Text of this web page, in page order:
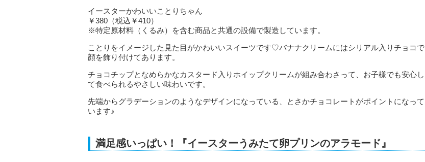
イースターかわいいことりちゃん
￥380（税込￥410）
※特定原材料（くるみ）を含む商品と共通の設備で製造しています。
ことりをイメージした見た目がかわいいスイーツです♡バナナクリームにはシリアル入りチョコで
顔を飾り付けてあります。
チョコチップとなめらかなカスタード入りホイップクリームが組み合わさって、お子様でも安心し
て食べられるやさしい味わいです。
先端からグラデーションのようなデザインになっている、とさかチョコレートがポイントになって
います♪
満足感いっぱい！『イースターうみたて卵プリンのアラモード』